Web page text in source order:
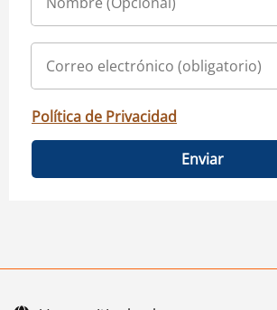
Política de Privacidad
Enviar